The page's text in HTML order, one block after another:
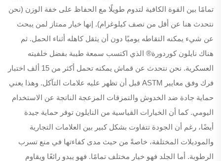
تمامًا بين القوة الكافية لتدوم طويلًا مع الحفاظ على خفة الوزن (نحن
نتحدث هنا عن أقل من نصف كيلوغرام). إنها خيار ممتاز لمن يبحث
عن شيء يمكنه التقاطه يوميًا دون أن يثقل كاهله أثناء الحمل. ثم
هناك نايلون كوردورة® الذي اكتسب سمعة طيبة بفضل خلفيته
العسكرية. نحن نتحدث عن قماش يمكنه تحمل أكثر من 15 ألف اختبار
فرك وفق معايير ASTM قبل أن تظهر عليه علامات التآكل. وهذا يعني
حماية جادة ضد الخدوش والتمزقات المزعجة الناتجة عن الاستخدام
اليومي. كما أن الخيارات القياسية من النايلون توفر حماية جيدة
أيضًا، رغم أن الجودة تتفاوت بشكل كبير بين العلامات التجارية
والموديلات المختلفة، خاصةً من حيث مدى كفاءتها في منع تسرب
الرطوبة. أما الجلد فهو خيار مختلف تمامًا. فهو يبدو رائعًا ويقاوم